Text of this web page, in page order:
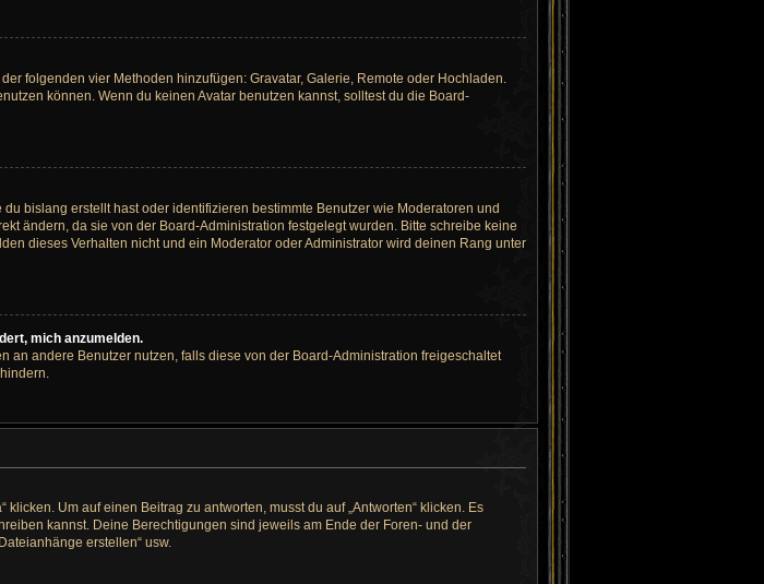
folgenden vier Methoden hinzufügen: Gravatar, Galerie, Remote oder Hochladen.
können. Wenn du keinen Avatar benutzen kannst, solltest du die Board-
bislang erstellt hast oder identifizieren bestimmte Benutzer wie Moderatoren und
ändern, da sie von der Board-Administration festgelegt wurden. Bitte schreibe keine
dieses Verhalten nicht und ein Moderator oder Administrator wird deinen Rang unter
mich anzumelden.
an andere Benutzer nutzen, falls diese von der Board-Administration freigeschaltet
Um auf einen Beitrag zu antworten, musst du auf „Antworten“ klicken. Es
kannst. Deine Berechtigungen sind jeweils am Ende der Foren- und der
erstellen“ usw.